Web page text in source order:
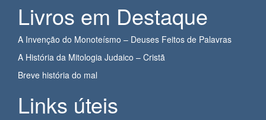
Livros em Destaque
A Invenção do Monoteísmo – Deuses Feitos de Palavras
A História da Mitologia Judaico – Cristã
Breve história do mal
Links úteis